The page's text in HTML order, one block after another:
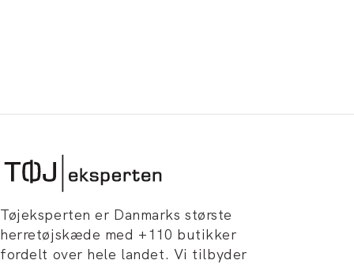
Tøjeksperten er Danmarks største
herretøjskæde med +110 butikker
fordelt over hele landet. Vi tilbyder